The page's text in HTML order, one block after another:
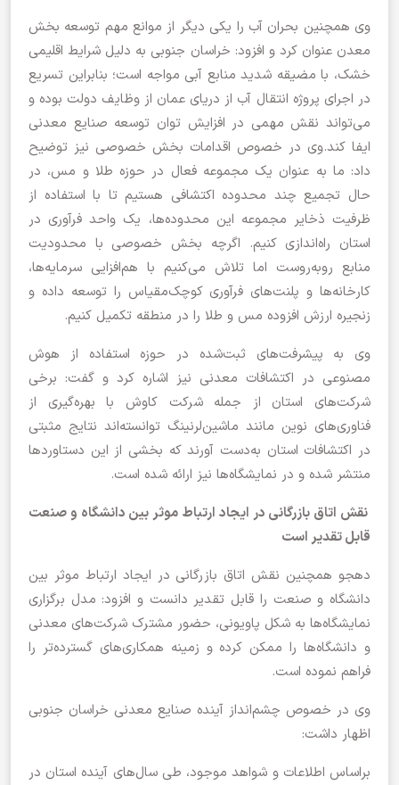
وی همچنین بحران آب را یکی دیگر از موانع مهم توسعه بخش
معدن عنوان کرد و افزود: خراسان‌ جنوبی به دلیل شرایط اقلیمی
خشک، با مضیقه شدید منابع آبی مواجه است؛ بنابراین تسریع
در اجرای پروژه انتقال آب از دریای عمان از وظایف دولت بوده و
می‌تواند نقش مهمی در افزایش توان توسعه صنایع معدنی
ایفا کند.وی در خصوص اقدامات بخش خصوصی نیز توضیح
داد: ما به عنوان یک مجموعه فعال در حوزه طلا و مس، در
حال تجمیع چند محدوده اکتشافی هستیم تا با استفاده از
ظرفیت ذخایر مجموعه این محدوده‌ها، یک واحد فرآوری در
استان راه‌اندازی کنیم. اگرچه بخش خصوصی با محدودیت
منابع روبه‌روست اما تلاش می‌کنیم با هم‌افزایی سرمایه‌ها،
کارخانه‌ها و پلنت‌های فرآوری کوچک‌مقیاس را توسعه داده و
زنجیره ارزش افزوده مس و طلا را در منطقه تکمیل کنیم.
وی به پیشرفت‌های ثبت‌شده در حوزه استفاده از هوش
مصنوعی در اکتشافات معدنی نیز اشاره کرد و گفت: برخی
شرکت‌های استان از جمله شرکت کاوش با بهره‌گیری از
فناوری‌های نوین مانند ماشین‌لرنینگ توانسته‌اند نتایج مثبتی
در اکتشافات استان به‌دست آورند که بخشی از این دستاوردها
منتشر شده و در نمایشگاه‌ها نیز ارائه شده است.
نقش اتاق بازرگانی در ایجاد ارتباط موثر بین دانشگاه و صنعت
قابل تقدیر است
دهجو همچنین نقش اتاق بازرگانی در ایجاد ارتباط موثر بین
دانشگاه و صنعت را قابل تقدیر دانست و افزود: مدل برگزاری
نمایشگاه‌ها به شکل پاویونی، حضور مشترک شرکت‌های معدنی
و دانشگاه‌ها را ممکن کرده و زمینه همکاری‌های گسترده‌تر را
فراهم نموده است.
وی در خصوص چشم‌انداز آینده صنایع معدنی خراسان جنوبی
اظهار داشت:
براساس اطلاعات و شواهد موجود، طی سال‌های آینده استان در